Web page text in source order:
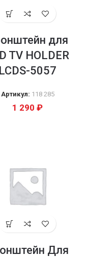
для
TV HOLDER
LCDS-5057
Артикул: 118 285
1 290 ₽
Для